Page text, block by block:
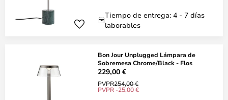
Tiempo de entrega: 4 - 7 días
laborables
Bon Jour Unplugged Lámpara de
Sobremesa Chrome/Black - Flos
229,00 €
PVPR254,00 €
PVPR -25,00 €